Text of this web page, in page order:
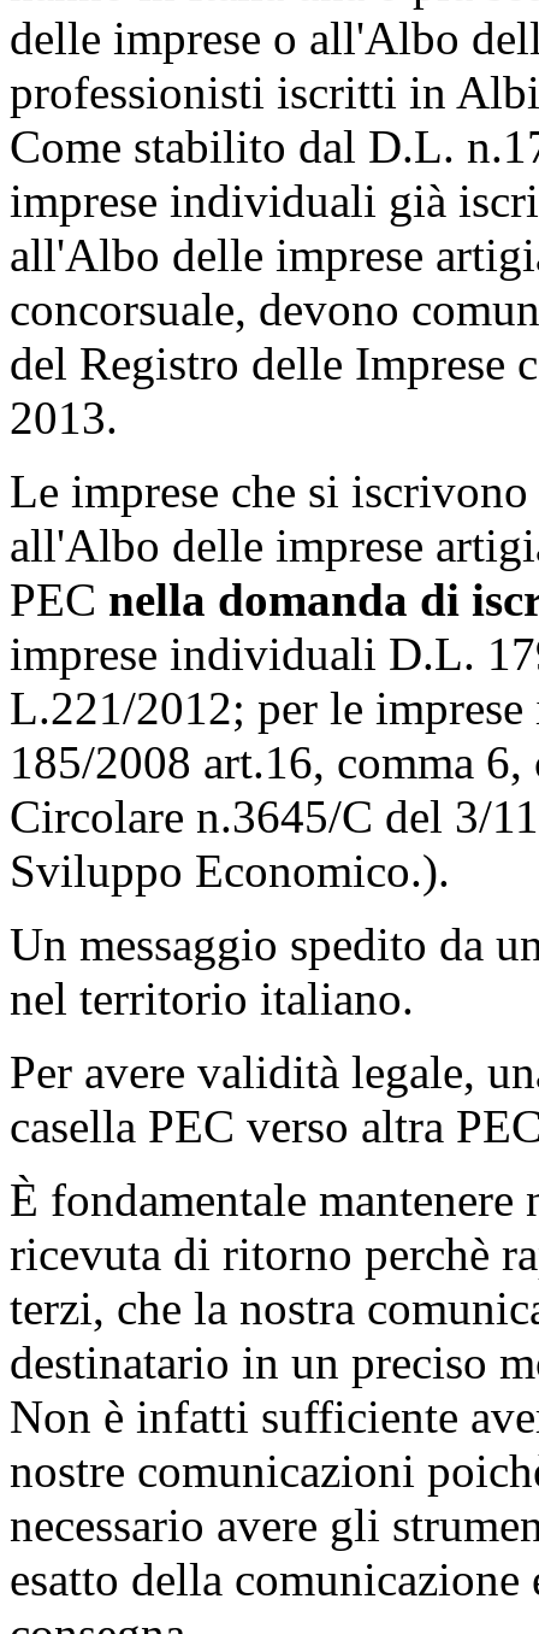
delle imprese o all'Albo
professionisti iscritti in
Come stabilito dal D.L.
imprese individuali già
all'Albo delle imprese
concorsuale, devono
del Registro delle Imprese
2013.
Le imprese che si
all'Albo delle imprese
PEC nella domanda di
imprese individuali D.L.
L.221/2012; per le
185/2008 art.16, comma
Circolare n.3645/C del 3/
Sviluppo Economico.).
Un messaggio spedito da
nel territorio italiano.
Per avere validità legale,
casella PEC verso altra
È fondamentale
ricevuta di ritorno perchè
terzi, che la nostra
destinatario in un preciso
Non è infatti sufficiente
nostre comunicazioni
necessario avere gli
esatto della